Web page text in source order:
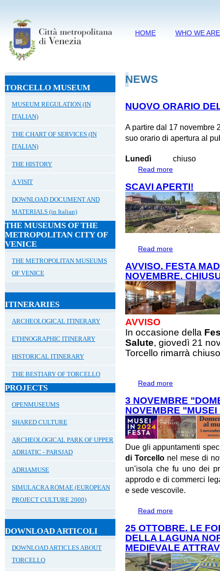
HOME WHO WE ARE
TORCELLO MUSEUM
MUSEUM REGULATION (IN
ITALIAN)
THE CHART OF SERVICES (IN
ITALIAN)
THE HISTORY
A VISIT
DOWNLOAD DOCUMENT AND
MATERIALS (in Italian)
THE MUSEUMS OF THE
METROPOLITAN CITY OF
VENICE
THE METROPOLITAN MUSEUMS
OF VENICE
ITINERARIES
ARCHEOLOGICAL ITINERARY
ETHNOGRAPHIC ITINERARY
HISTORICAL ITINERARY
THE BESTIARY OF TORCELLO
PROJECTS
OPENMUSEUMS
SHARED CULTURE
ARCHEOLOGICAL PARK OF UPPER
ADRIATIC - PARSJAD
ADRIAMUSE
SIMULACRA ROMAE (EUROPEAN
PROJECT CULTURE 2000)
DOWNLOAD ARTICOLI
DOWNLOAD ARTICLES ABOUT
TORCELLO
NEWS
NUOVO ORARIO
A partire dal 17 novembre
suo orario di apertura al
Lunedì chiuso
Read more
SCAVI APERTI!
Read more
AVVISO. FESTA
NOVEMBRE.
AVVISO
In occasione della
Salute, giovedì 21
Torcello rimarrà
Read more
3 NOVEMBRE
NOVEMBRE
Due gli appuntamenti
di Torcello nel mese di
un’isola che fu uno dei
approdo e di commerci
e sede vescovile.
Read more
25 OTTOBRE. LE
DELLA LAGUNA
MEDIEVALE